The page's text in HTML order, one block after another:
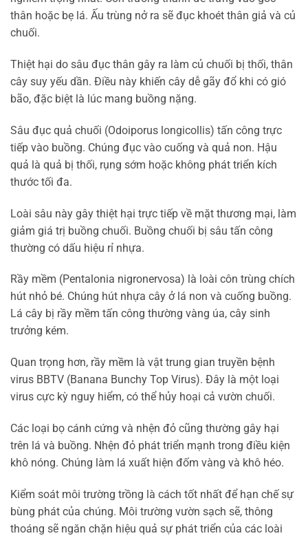
thân hoặc bẹ lá. Ấu trùng nở ra sẽ đục khoét thân giả và củ
chuối.
Thiệt hại do sâu đục thân gây ra làm củ chuối bị thối, thân
cây suy yếu dần. Điều này khiến cây dễ gãy đổ khi có gió
bão, đặc biệt là lúc mang buồng nặng.
Sâu đục quả chuối (Odoiporus longicollis) tấn công trực
tiếp vào buồng. Chúng đục vào cuống và quả non. Hậu
quả là quả bị thối, rụng sớm hoặc không phát triển kích
thước tối đa.
Loài sâu này gây thiệt hại trực tiếp về mặt thương mại, làm
giảm giá trị buồng chuối. Buồng chuối bị sâu tấn công
thường có dấu hiệu rỉ nhựa.
Rầy mềm (Pentalonia nigronervosa) là loài côn trùng chích
hút nhỏ bé. Chúng hút nhựa cây ở lá non và cuống buồng.
Lá cây bị rầy mềm tấn công thường vàng úa, cây sinh
trưởng kém.
Quan trọng hơn, rầy mềm là vật trung gian truyền bệnh
virus BBTV (Banana Bunchy Top Virus). Đây là một loại
virus cực kỳ nguy hiểm, có thể hủy hoại cả vườn chuối.
Các loại bọ cánh cứng và nhện đỏ cũng thường gây hại
trên lá và buồng. Nhện đỏ phát triển mạnh trong điều kiện
khô nóng. Chúng làm lá xuất hiện đốm vàng và khô héo.
Kiểm soát môi trường trồng là cách tốt nhất để hạn chế sự
bùng phát của chúng. Môi trường vườn sạch sẽ, thông
thoáng sẽ ngăn chặn hiệu quả sự phát triển của các loài